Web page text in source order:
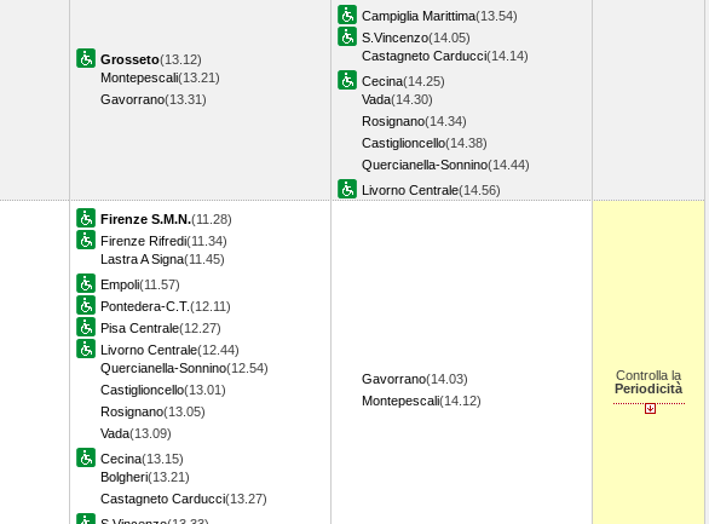
Grosseto(13.12)
Montepescali(13.21)
Gavorrano(13.31)
Campiglia Marittima(13.54)
S.Vincenzo(14.05)
Castagneto Carducci(14.14)
Cecina(14.25)
Vada(14.30)
Rosignano(14.34)
Castiglioncello(14.38)
Quercianella-Sonnino(14.44)
Livorno Centrale(14.56)
Firenze S.M.N.(11.28)
Firenze Rifredi(11.34)
Lastra A Signa(11.45)
Empoli(11.57)
Pontedera-C.T.(12.11)
Pisa Centrale(12.27)
Livorno Centrale(12.44)
Quercianella-Sonnino(12.54)
Castiglioncello(13.01)
Rosignano(13.05)
Vada(13.09)
Cecina(13.15)
Bolgheri(13.21)
Castagneto Carducci(13.27)
Gavorrano(14.03)
Montepescali(14.12)
Controlla la
Periodicità